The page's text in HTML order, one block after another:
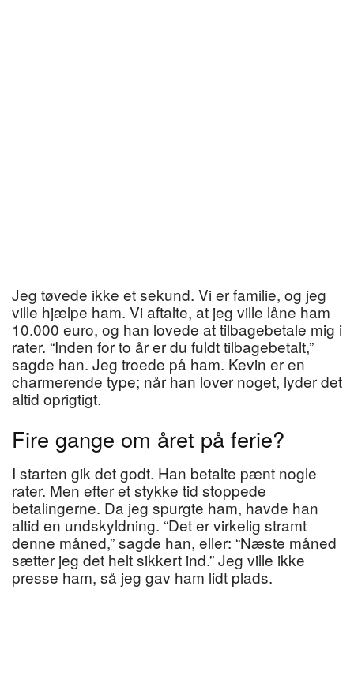
Jeg tøvede ikke et sekund. Vi er familie, og jeg
ville hjælpe ham. Vi aftalte, at jeg ville låne ham
10.000 euro, og han lovede at tilbagebetale mig i
rater. “Inden for to år er du fuldt tilbagebetalt,”
sagde han. Jeg troede på ham. Kevin er en
charmerende type; når han lover noget, lyder det
altid oprigtigt.
Fire gange om året på ferie?
I starten gik det godt. Han betalte pænt nogle
rater. Men efter et stykke tid stoppede
betalingerne. Da jeg spurgte ham, havde han
altid en undskyldning. “Det er virkelig stramt
denne måned,” sagde han, eller: “Næste måned
sætter jeg det helt sikkert ind.” Jeg ville ikke
presse ham, så jeg gav ham lidt plads.